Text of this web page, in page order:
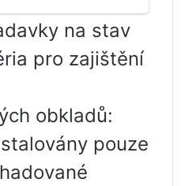
na stav
pro zajištění
obkladů:
pouze